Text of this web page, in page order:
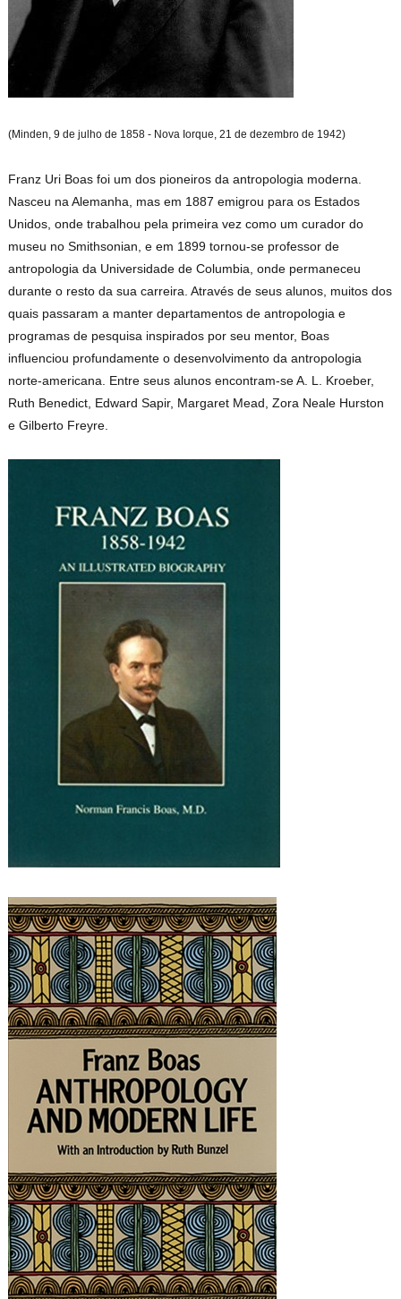
(Minden, 9 de julho de 1858 - Nova Iorque, 21 de dezembro de 1942)
Franz Uri Boas foi um dos pioneiros da antropologia moderna.
Nasceu na Alemanha, mas em 1887 emigrou para os Estados
Unidos, onde trabalhou pela primeira vez como um curador do
museu no Smithsonian, e em 1899 tornou-se professor de
antropologia da Universidade de Columbia, onde permaneceu
durante o resto da sua carreira. Através de seus alunos, muitos dos
quais passaram a manter departamentos de antropologia e
programas de pesquisa inspirados por seu mentor, Boas
influenciou profundamente o desenvolvimento da antropologia
norte-americana. Entre seus alunos encontram-se A. L. Kroeber,
Ruth Benedict, Edward Sapir, Margaret Mead, Zora Neale Hurston
e Gilberto Freyre.